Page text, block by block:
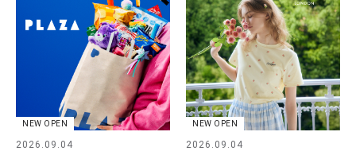
NEW OPEN
2026.09.04
NEW OPEN
2026.09.04